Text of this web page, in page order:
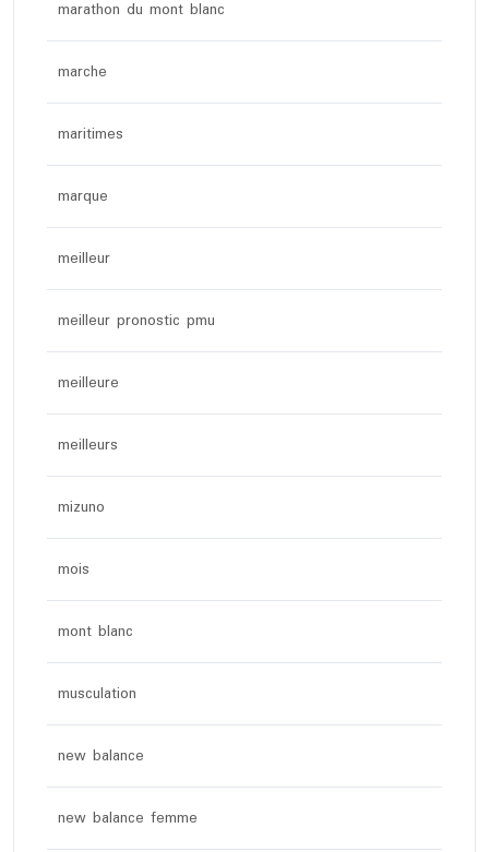
marathon du mont blanc
marche
maritimes
marque
meilleur
meilleur pronostic pmu
meilleure
meilleurs
mizuno
mois
mont blanc
musculation
new balance
new balance femme